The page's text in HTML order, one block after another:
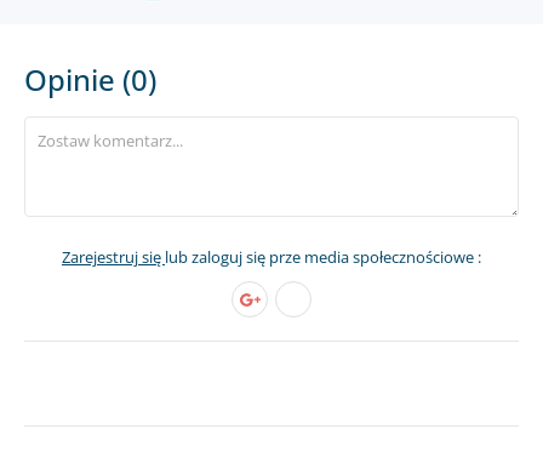
Opinie (0)
Zarejestruj się lub zaloguj się prze media społecznościowe :